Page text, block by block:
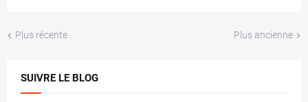
Plus récente Plus ancienne
SUIVRE LE BLOG